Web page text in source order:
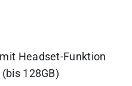
Headset-Funktion
128GB)